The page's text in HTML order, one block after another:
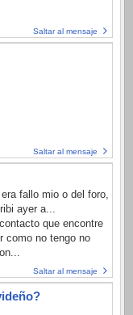
Saltar al mensaje
Saltar al mensaje
fallo mio o del foro,
ayer a...
que encontre
como no tengo no
Saltar al mensaje